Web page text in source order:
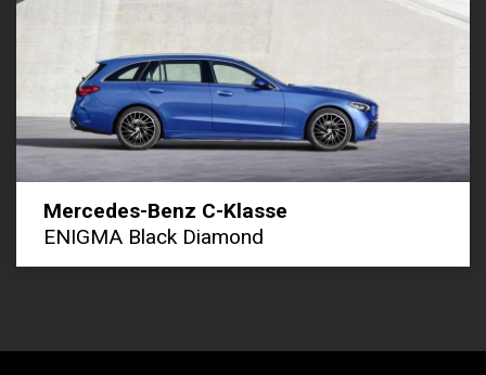
Mercedes-Benz C-Klasse
ENIGMA Black Diamond